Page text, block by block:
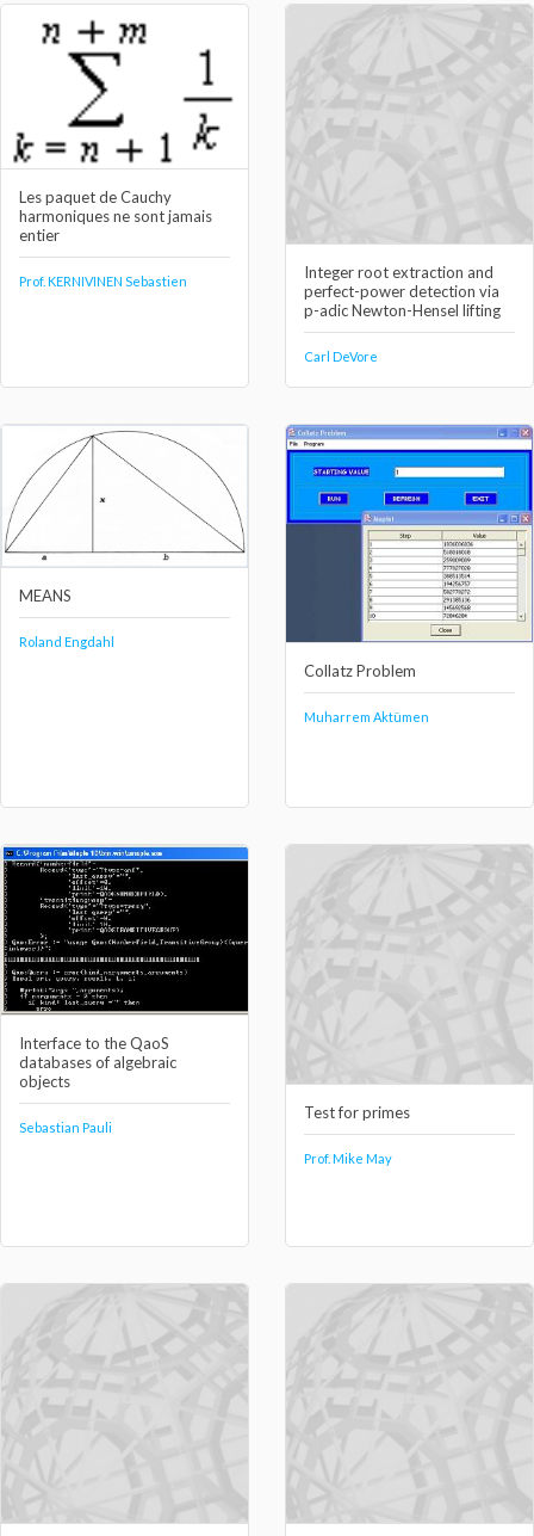
Les paquet de Cauchy
harmoniques ne sont jamais
entier
Prof. KERNIVINEN Sebastien
Integer root extraction and
perfect-power detection via
p-adic Newton-Hensel lifting
Carl DeVore
MEANS
Roland Engdahl
Collatz Problem
Muharrem Aktümen
Interface to the QaoS
databases of algebraic
objects
Sebastian Pauli
Test for primes
Prof. Mike May